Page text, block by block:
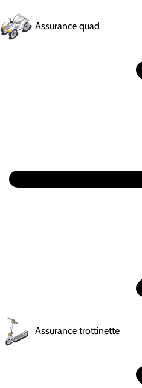
Assurance quad
Assurance trottinette